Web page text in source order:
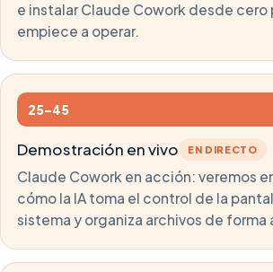
e instalar Claude Cowork desde cero
empiece a operar.
25–45
Demostración en vivo EN DIRECTO
Claude Cowork en acción: veremos
cómo la IA toma el control de la
sistema y organiza archivos de forma